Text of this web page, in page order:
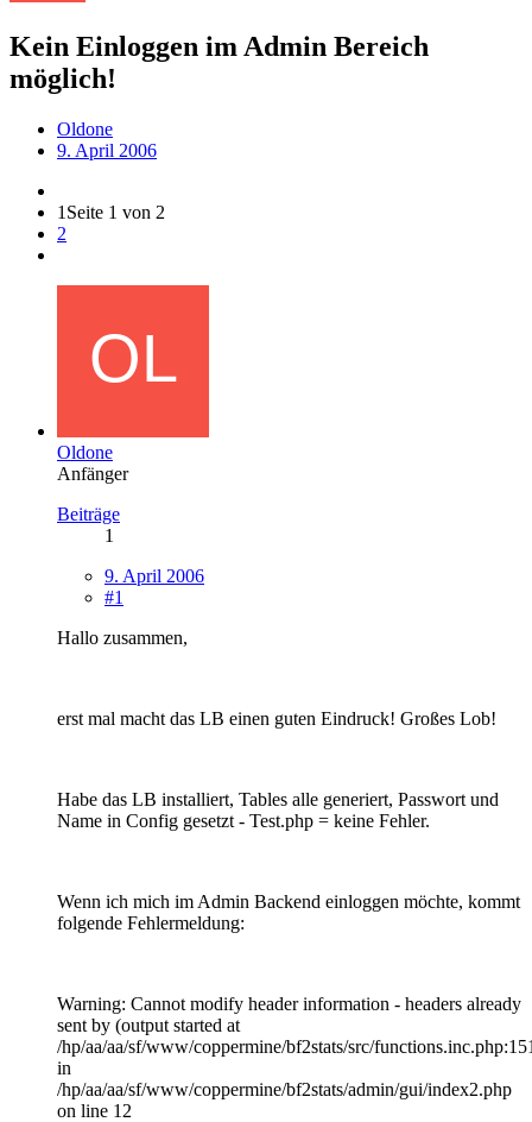
Kein Einloggen im Admin Bereich
möglich!
Oldone
9. April 2006
1 Seite 1 von 2
2
Oldone
Anfänger
Beiträge
1
9. April 2006
#1
Hallo zusammen,
erst mal macht das LB einen guten Eindruck! Großes Lob!
Habe das LB installiert, Tables alle generiert, Passwort und
Name in Config gesetzt - Test.php = keine Fehler.
Wenn ich mich im Admin Backend einloggen möchte, kommt
folgende Fehlermeldung:
Warning: Cannot modify header information - headers already
sent by (output started at
/hp/aa/aa/sf/www/coppermine/bf2stats/src/
in
/hp/aa/aa/sf/www/coppermine/bf2stats/admin/gui/index2.php
on line 12